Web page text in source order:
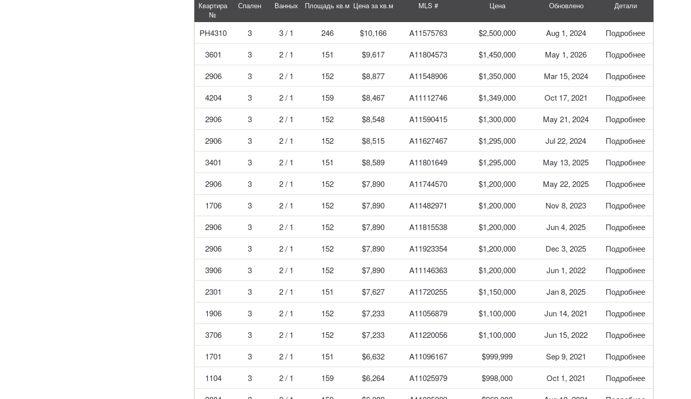
Квартира
№
Спален Ванных Площадь кв.м Цена за кв.м MLS # Цена Обновлено Детали
PH4310 3 3 / 1 246 $10,166 A11575763 $2,500,000 Aug 1, 2024
Подробнее
3601
3 2 / 1 151 $9,617 A11804573 $1,450,000 May 1, 2026
Подробнее
2906
3 2 / 1 152 $8,877 A11548906 $1,350,000 Mar 15, 2024
Подробнее
4204
3 2 / 1 159 $8,467 A11112746 $1,349,000 Oct 17, 2021
Подробнее
2906
3 2 / 1 152 $8,548 A11590415 $1,300,000 May 21, 2024
Подробнее
2906
3 2 / 1 152 $8,515 A11627467 $1,295,000 Jul 22, 2024
Подробнее
3401
3 2 / 1 151 $8,589 A11801649 $1,295,000 May 13, 2025
Подробнее
2906
3 2 / 1 152 $7,890 A11744570 $1,200,000 May 22, 2025
Подробнее
1706
3 2 / 1 152 $7,890 A11482971 $1,200,000 Nov 8, 2023
Подробнее
2906
3 2 / 1 152 $7,890 A11815538 $1,200,000 Jun 4, 2025
Подробнее
2906
3 2 / 1 152 $7,890 A11923354 $1,200,000 Dec 3, 2025
Подробнее
3906
3 2 / 1 152 $7,890 A11146363 $1,200,000 Jun 1, 2022
Подробнее
2301
3 2 / 1 151 $7,627 A11720255 $1,150,000 Jan 8, 2025
Подробнее
1906
3 2 / 1 152 $7,233 A11056879 $1,100,000 Jun 14, 2021
Подробнее
3706
3 2 / 1 152 $7,233 A11220056 $1,100,000 Jun 15, 2022
Подробнее
1701
3 2 / 1 151 $6,632 A11096167 $999,999 Sep 9, 2021
Подробнее
1104
3 2 / 1 159 $6,264 A11025979 $998,000 Oct 1, 2021
Подробнее